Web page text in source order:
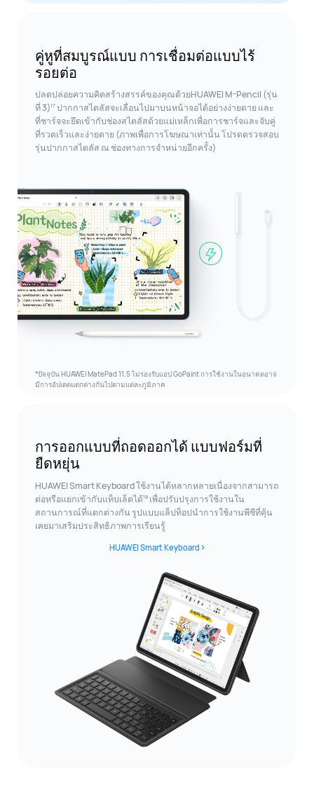
คู่หูที่สมบูรณ์แบบ การเชื่อมต่อแบบไร้
รอยต่อ
ปลดปล่อยความคิดสร้างสรรค์ของคุณด้วยHUAWEI M-Pencil (รุ่น
ที่ 3)17ปากกาสไตลัสจะเลื่อนไปมาบนหน้าจอได้อย่างง่ายดาย และ
ที่ชาร์จจะยึดเข้ากับช่องสไตลัสด้วยแม่เหล็กเพื่อการชาร์จและจับคู่
ที่รวดเร็วและง่ายดาย (ภาพเพื่อการโฆษณาเท่านั้น โปรดตรวจสอบ
รุ่นปากกาสไตลัส ณ ช่องทางการจำหน่ายอีกครั้ง)
*ปัจจุบัน HUAWEI MatePad 11.5 ไม่รองรับแอป GoPaint การใช้งานในอนาคตอาจ
มีการอัปเดตแตกต่างกันไปตามแต่ละภูมิภาค
การออกแบบที่ถอดออกได้ แบบฟอร์มที่
ยืดหยุ่น
HUAWEI Smart Keyboard ใช้งานได้หลากหลายเนื่องจากสามารถ
ต่อหรือแยกเข้ากับแท็บเล็ตได้18เพื่อปรับปรุงการใช้งานใน
สถานการณ์ที่แตกต่างกัน รูปแบบแล็ปท็อปนําการใช้งานพีซีที่คุ้น
เคยมาเสริมประสิทธิภาพการเรียนรู้
HUAWEI Smart Keyboard